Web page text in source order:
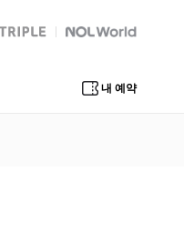
트리플 Global Interpark
내 예약